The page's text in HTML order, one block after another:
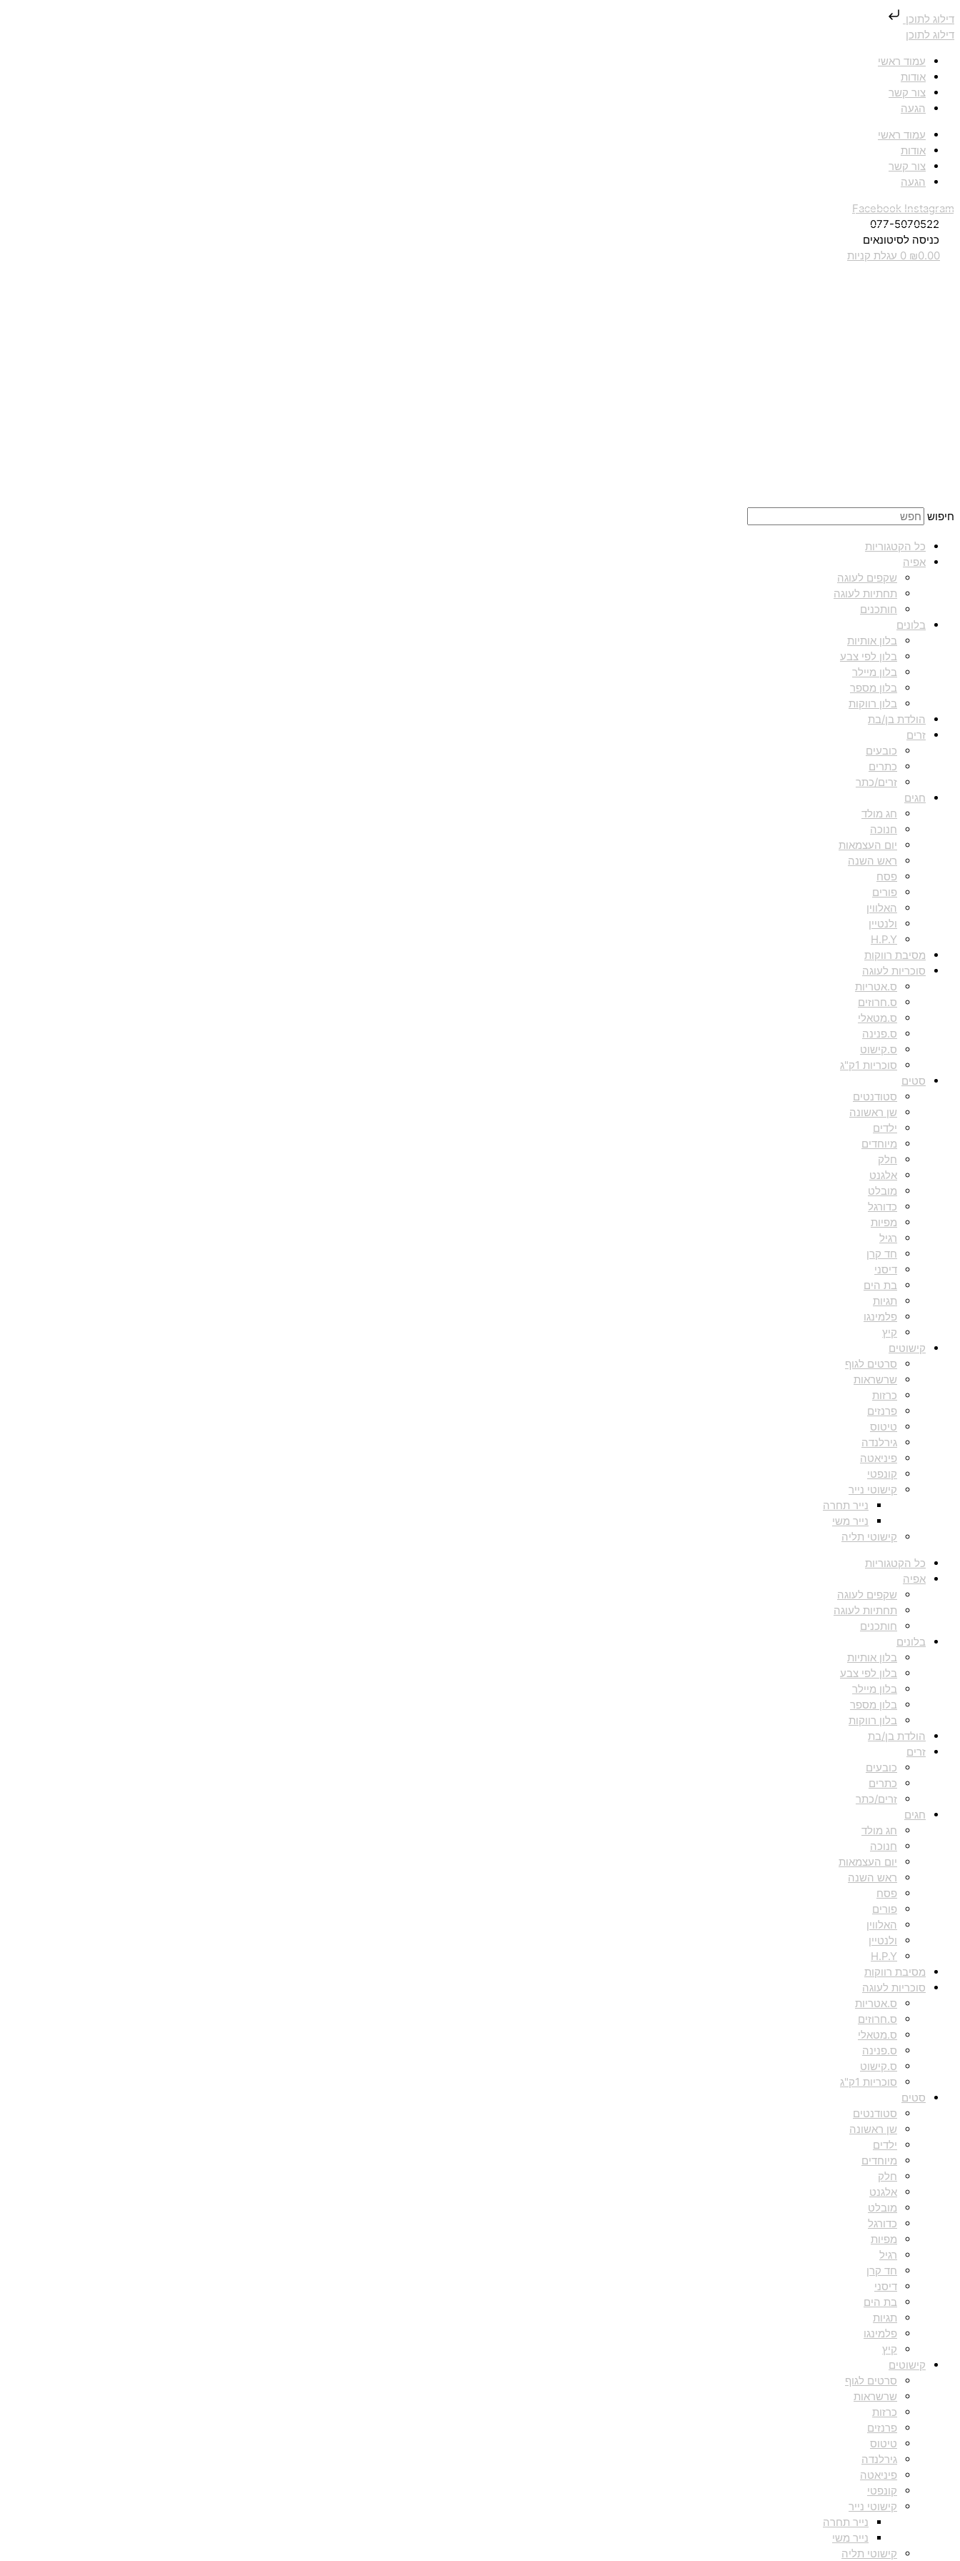
דילוג לתוכן
דילוג לתוכן
עמוד ראשי
אודות
צור קשר
הגעה
עמוד ראשי
אודות
צור קשר
הגעה
Facebook Instagram
077-5070522
כניסה לסיטונאים
₪0.00
0 עגלת קניות
חיפוש
כל הקטגוריות
אפיה
שקפים לעוגה
תחתיות לעוגה
חותכנים
בלונים
בלון אותיות
בלון לפי צבע
בלון מיילר
בלון מספר
בלון רווקות
הולדת בן/בת
זרים
כובעים
כתרים
זרים/כתר
חגים
חג מולד
חנוכה
יום העצמאות
ראש השנה
פסח
פורים
האלווין
ולנטיין
H.P.Y
מסיבת רווקות
סוכריות לעוגה
ס.אטריות
ס.חרוזים
ס.מטאלי
ס.פנינה
ס.קישוט
סוכריות 1ק"ג
סטים
סטודנטים
שן ראשונה
ילדים
מיוחדים
חלק
אלגנט
מובלט
כדורגל
מפיות
רגיל
חד קרן
דיסני
בת הים
תגיות
פלמינגו
קיץ
קישוטים
סרטים לגוף
שרשראות
כרזות
פרנזים
טיטוס
גירלנדה
פיניאטה
קונפטי
קישוטי נייר
נייר תחרה
נייר משי
קישוטי תליה
כל הקטגוריות
אפיה
שקפים לעוגה
תחתיות לעוגה
חותכנים
בלונים
בלון אותיות
בלון לפי צבע
בלון מיילר
בלון מספר
בלון רווקות
הולדת בן/בת
זרים
כובעים
כתרים
זרים/כתר
חגים
חג מולד
חנוכה
יום העצמאות
ראש השנה
פסח
פורים
האלווין
ולנטיין
H.P.Y
מסיבת רווקות
סוכריות לעוגה
ס.אטריות
ס.חרוזים
ס.מטאלי
ס.פנינה
ס.קישוט
סוכריות 1ק"ג
סטים
סטודנטים
שן ראשונה
ילדים
מיוחדים
חלק
אלגנט
מובלט
כדורגל
מפיות
רגיל
חד קרן
דיסני
בת הים
תגיות
פלמינגו
קיץ
קישוטים
סרטים לגוף
שרשראות
כרזות
פרנזים
טיטוס
גירלנדה
פיניאטה
קונפטי
קישוטי נייר
נייר תחרה
נייר משי
קישוטי תליה